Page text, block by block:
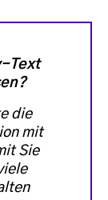
Text
die
mit
Sie